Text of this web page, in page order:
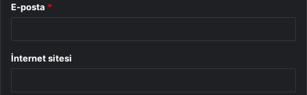
E-posta *
İnternet sitesi